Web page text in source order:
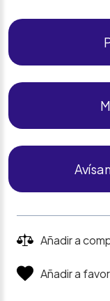
Añadir a
Añadir a